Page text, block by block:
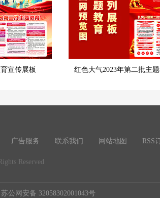
宣传展板 红色大气2023年第二批主
广告服务 联系我们 网站地图 RSS
Reserved
苏公网安备 32058302001043号